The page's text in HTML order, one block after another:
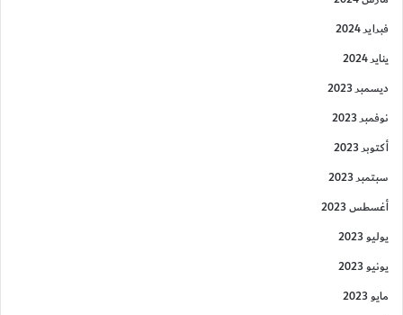
فبراير 2024
يناير 2024
ديسمبر 2023
نوفمبر 2023
أكتوبر 2023
سبتمبر 2023
أغسطس 2023
يوليو 2023
يونيو 2023
مايو 2023